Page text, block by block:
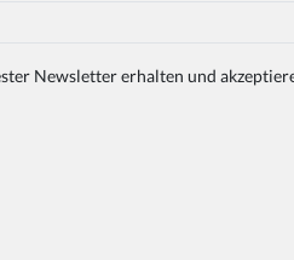
Newsletter erhalten und